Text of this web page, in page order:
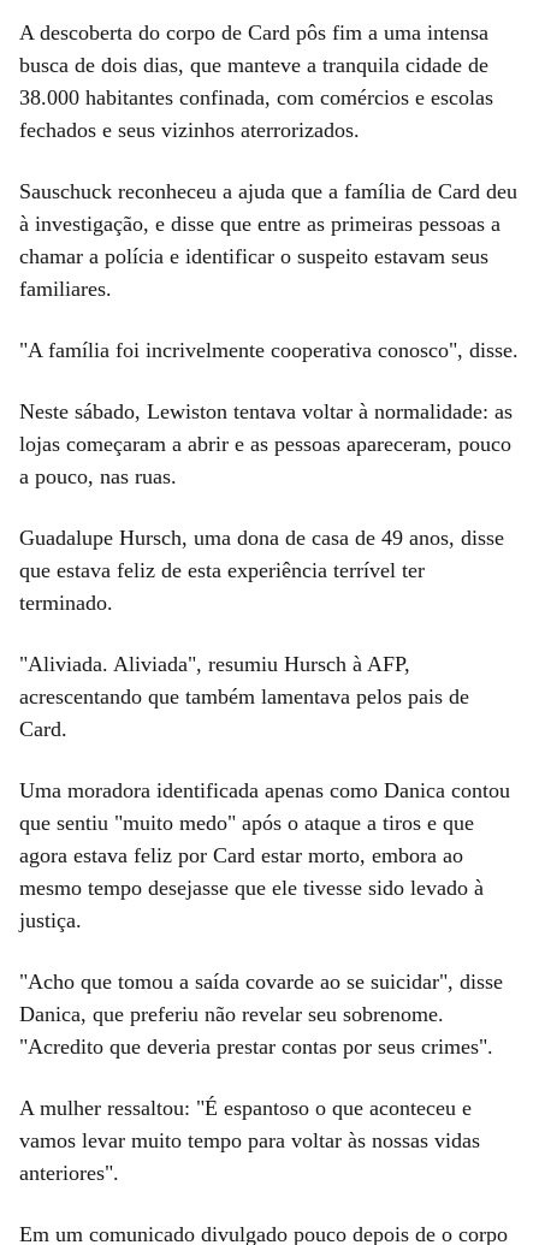
A descoberta do corpo de Card pôs fim a uma intensa
busca de dois dias, que manteve a tranquila cidade de
38.000 habitantes confinada, com comércios e escolas
fechados e seus vizinhos aterrorizados.
Sauschuck reconheceu a ajuda que a família de Card deu
à investigação, e disse que entre as primeiras pessoas a
chamar a polícia e identificar o suspeito estavam seus
familiares.
"A família foi incrivelmente cooperativa conosco", disse.
Neste sábado, Lewiston tentava voltar à normalidade: as
lojas começaram a abrir e as pessoas apareceram, pouco
a pouco, nas ruas.
Guadalupe Hursch, uma dona de casa de 49 anos, disse
que estava feliz de esta experiência terrível ter
terminado.
"Aliviada. Aliviada", resumiu Hursch à AFP,
acrescentando que também lamentava pelos pais de
Card.
Uma moradora identificada apenas como Danica contou
que sentiu "muito medo" após o ataque a tiros e que
agora estava feliz por Card estar morto, embora ao
mesmo tempo desejasse que ele tivesse sido levado à
justiça.
"Acho que tomou a saída covarde ao se suicidar", disse
Danica, que preferiu não revelar seu sobrenome.
"Acredito que deveria prestar contas por seus crimes".
A mulher ressaltou: "É espantoso o que aconteceu e
vamos levar muito tempo para voltar às nossas vidas
anteriores".
Em um comunicado divulgado pouco depois de o corpo